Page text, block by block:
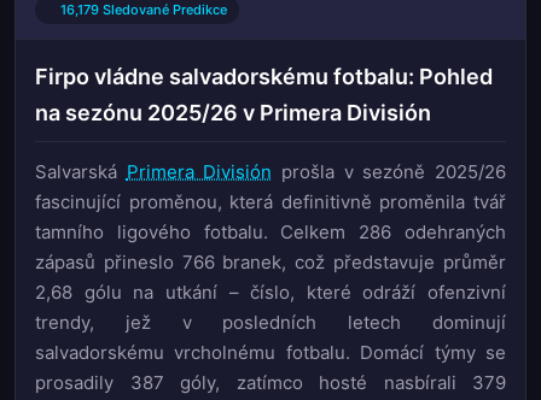
16,179 Sledované Predikce
Firpo vládne salvadorskému fotbalu: Pohled
na sezónu 2025/26 v Primera División
Salvarská Primera División prošla v sezóně 2025/26
fascinující proměnou, která definitivně proměnila tvář
tamního ligového fotbalu. Celkem 286 odehraných
zápasů přineslo 766 branek, což představuje průměr
2,68 gólu na utkání – číslo, které odráží ofenzivní
trendy, jež v posledních letech dominují
salvadorskému vrcholnému fotbalu. Domácí týmy se
prosadily 387 góly, zatímco hosté nasbírali 379